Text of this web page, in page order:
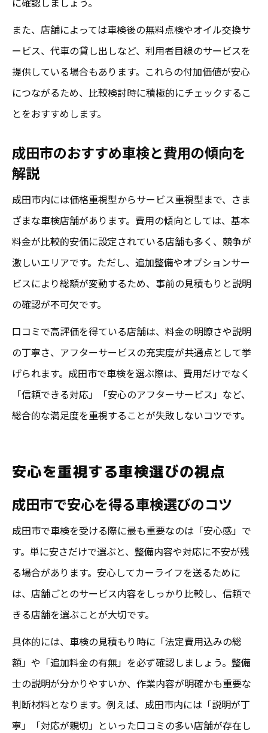
また、店舗によっては車検後の無料点検やオイル交換サ
ービス、代車の貸し出しなど、利用者目線のサービスを
提供している場合もあります。これらの付加価値が安心
につながるため、比較検討時に積極的にチェックするこ
とをおすすめします。
成田市のおすすめ車検と費用の傾向を
解説
成田市内には価格重視型からサービス重視型まで、さま
ざまな車検店舗があります。費用の傾向としては、基本
料金が比較的安価に設定されている店舗も多く、競争が
激しいエリアです。ただし、追加整備やオプションサー
ビスにより総額が変動するため、事前の見積もりと説明
の確認が不可欠です。
口コミで高評価を得ている店舗は、料金の明瞭さや説明
の丁寧さ、アフターサービスの充実度が共通点として挙
げられます。成田市で車検を選ぶ際は、費用だけでなく
「信頼できる対応」「安心のアフターサービス」など、
総合的な満足度を重視することが失敗しないコツです。
安心を重視する車検選びの視点
成田市で安心を得る車検選びのコツ
成田市で車検を受ける際に最も重要なのは「安心感」で
す。単に安さだけで選ぶと、整備内容や対応に不安が残
る場合があります。安心してカーライフを送るために
は、店舗ごとのサービス内容をしっかり比較し、信頼で
きる店舗を選ぶことが大切です。
具体的には、車検の見積もり時に「法定費用込みの総
額」や「追加料金の有無」を必ず確認しましょう。整備
士の説明が分かりやすいか、作業内容が明確かも重要な
判断材料となります。例えば、成田市内には「説明が丁
寧」「対応が親切」といった口コミの多い店舗が存在し